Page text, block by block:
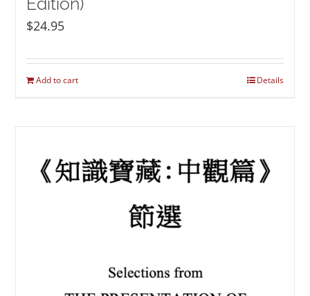
$24.95
Add to cart Details